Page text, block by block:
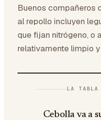
Buenos compañeros
al repollo incluyen
que fijan nitrógeno, o
relativamente limpio
LA TABLA
Cebolla va a